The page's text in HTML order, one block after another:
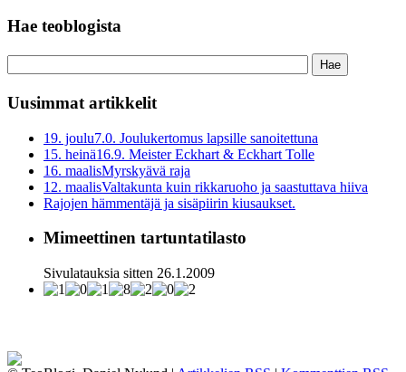
Hae teoblogista
Uusimmat artikkelit
19. joulu7.0. Joulukertomus lapsille sanoitettuna
15. heinä16.9. Meister Eckhart & Eckhart Tolle
16. maalisMyrskyävä raja
12. maalisValtakunta kuin rikkaruoho ja saastuttava hiiva
Rajojen hämmentäjä ja sisäpiirin kiusaukset.
Mimeettinen tartuntatilasto
Sivulatauksia sitten 26.1.2009